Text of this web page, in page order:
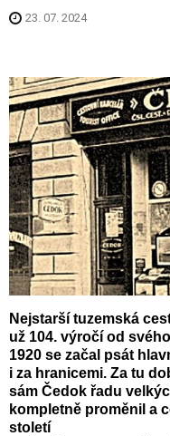
23. 07. 2024
Nejstarší tuzemská
už 104. výročí od
1920 se začal psát
i za hranicemi. Za tu
sám Čedok řadu
kompletně proměnil a
století